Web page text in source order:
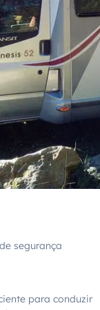
segurança
para conduzir